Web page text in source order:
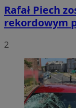
Rafał Piech
rekordowym
2